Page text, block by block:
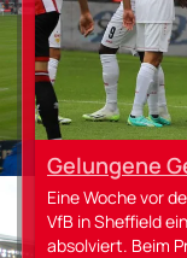
Gelungene
Eine Woche vor
VfB in Sheffield
absolviert. Beim